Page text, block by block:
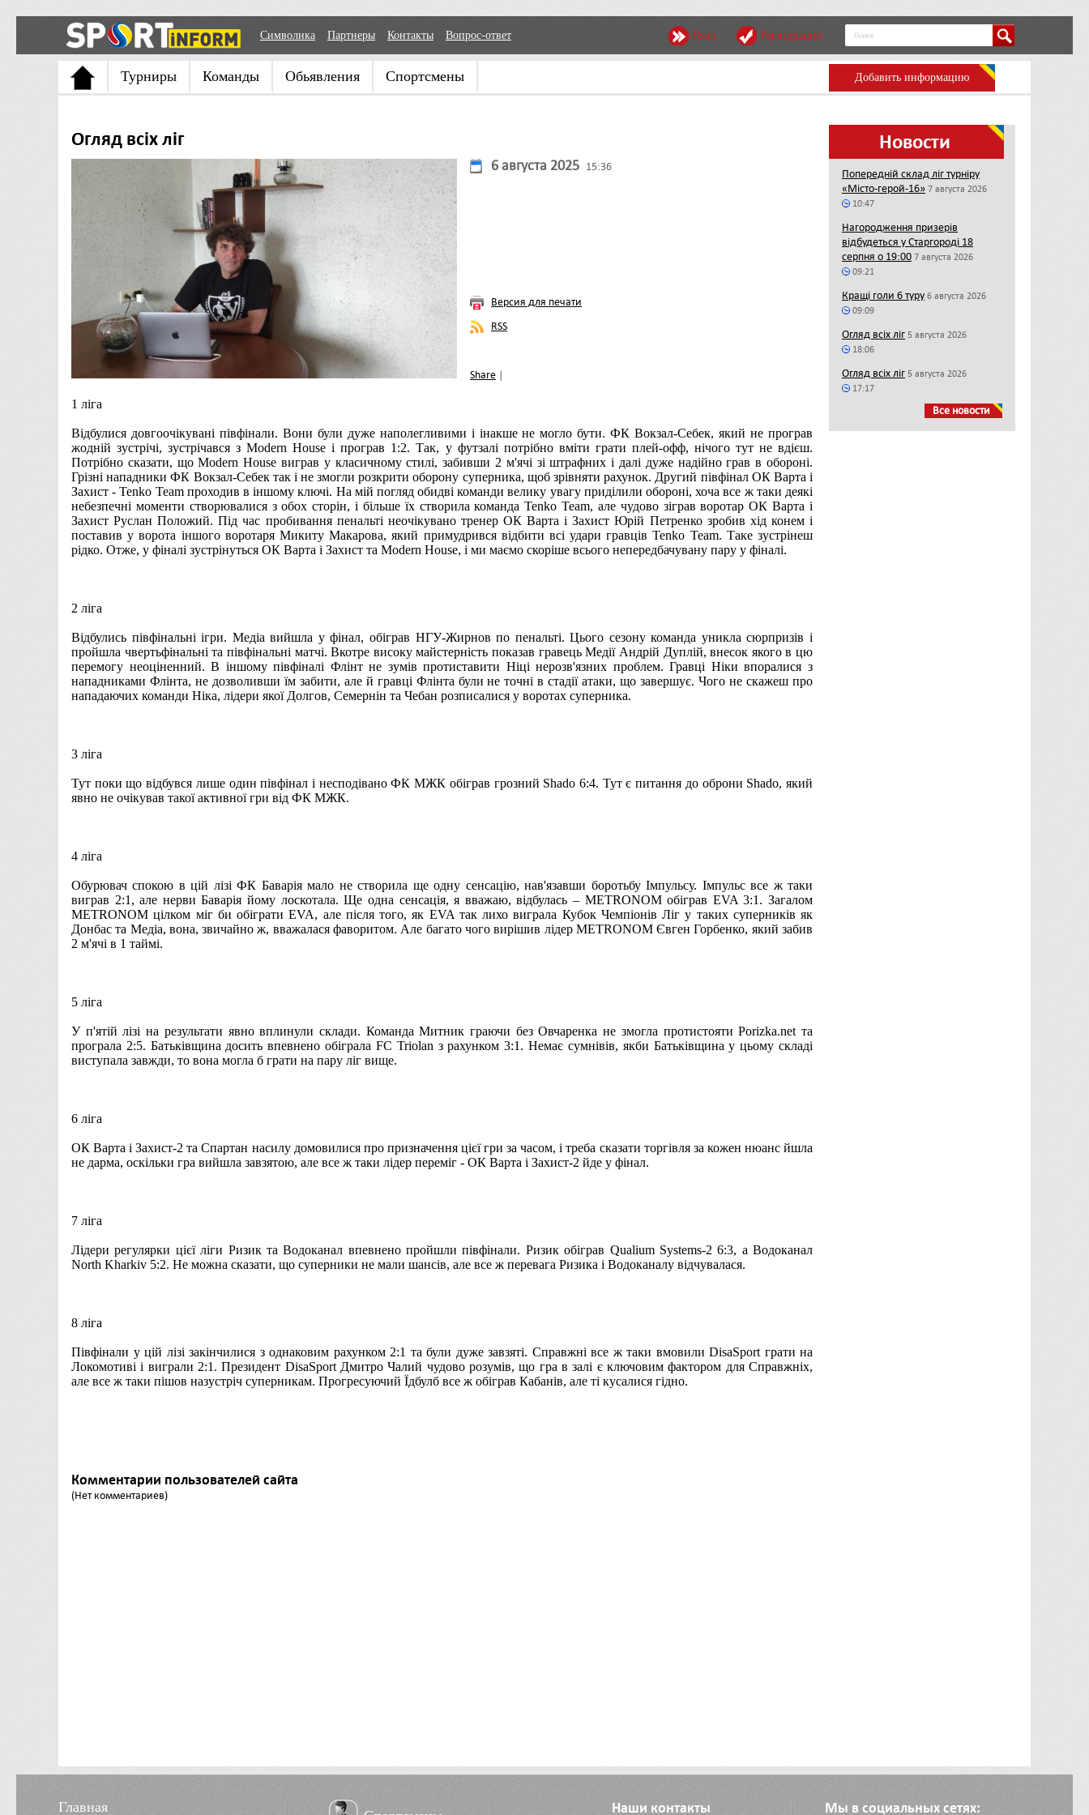
Символика Партнеры Контакты Вопрос-ответ Вход Регистрация
Турниры Команды Обьявления Спортсмены Добавить информацию
Огляд всіх ліг
6 августа 2025 15:36
Версия для печати
RSS
Share |
1 ліга
Відбулися довгоочікувані півфінали. Вони були дуже наполегливими і інакше не могло бути. ФК Вокзал-Себек, який не програв
жодній зустрічі, зустрічався з Modern House і програв 1:2. Так, у футзалі потрібно вміти грати плей-офф, нічого тут не вдієш.
Потрібно сказати, що Modern House виграв у класичному стилі, забивши 2 м'ячі зі штрафних і далі дуже надійно грав в обороні.
Грізні нападники ФК Вокзал-Себек так і не змогли розкрити оборону суперника, щоб зрівняти рахунок. Другий півфінал ОК Варта і
Захист - Tenko Team проходив в іншому ключі. На мій погляд обидві команди велику увагу приділили обороні, хоча все ж таки деякі
небезпечні моменти створювалися з обох сторін, і більше їх створила команда Tenko Team, але чудово зіграв воротар ОК Варта і
Захист Руслан Положий. Під час пробивання пенальті неочікувано тренер ОК Варта і Захист Юрій Петренко зробив хід конем і
поставив у ворота іншого воротаря Микиту Макарова, який примудрився відбити всі удари гравців Tenko Team. Таке зустрінеш
рідко. Отже, у фіналі зустрінуться ОК Варта і Захист та Modern House, і ми маємо скоріше всього непередбачувану пару у фіналі.
2 ліга
Відбулись півфінальні ігри. Медіа вийшла у фінал, обіграв НГУ-Жирнов по пенальті. Цього сезону команда уникла сюрпризів і
пройшла чвертьфінальні та півфінальні матчі. Вкотре високу майстерність показав гравець Медії Андрій Дуплій, внесок якого в цю
перемогу неоціненний. В іншому півфіналі Флінт не зумів протиставити Ніці нерозв'язних проблем. Гравці Ніки впоралися з
нападниками Флінта, не дозволивши їм забити, але й гравці Флінта були не точні в стадії атаки, що завершує. Чого не скажеш про
нападаючих команди Ніка, лідери якої Долгов, Семернін та Чебан розписалися у воротах суперника.
3 ліга
Тут поки що відбувся лише один півфінал і несподівано ФК МЖК обіграв грозний Shado 6:4. Тут є питання до оброни Shado, який
явно не очікував такої активної гри від ФК МЖК.
4 ліга
Обурювач спокою в цій лізі ФК Баварія мало не створила ще одну сенсацію, нав'язавши боротьбу Імпульсу. Імпульс все ж таки
виграв 2:1, але нерви Баварія йому лоскотала. Ще одна сенсація, я вважаю, відбулась – METRONOM обіграв EVA 3:1. Загалом
METRONOM цілком міг би обіграти EVA, але після того, як EVA так лихо виграла Кубок Чемпіонів Ліг у таких суперників як
Донбас та Медіа, вона, звичайно ж, вважалася фаворитом. Але багато чого вирішив лідер METRONOM Євген Горбенко, який забив
2 м'ячі в 1 таймі.
5 ліга
У п'ятій лізі на результати явно вплинули склади. Команда Митник граючи без Овчаренка не змогла протистояти Porizka.net та
програла 2:5. Батьківщина досить впевнено обіграла FC Triolan з рахунком 3:1. Немає сумнівів, якби Батьківщина у цьому складі
виступала завжди, то вона могла б грати на пару ліг вище.
6 ліга
ОК Варта і Захист-2 та Спартан насилу домовилися про призначення цієї гри за часом, і треба сказати торгівля за кожен нюанс йшла
не дарма, оскільки гра вийшла завзятою, але все ж таки лідер переміг - ОК Варта і Захист-2 йде у фінал.
7 ліга
Лідери регулярки цієї ліги Ризик та Водоканал впевнено пройшли півфінали. Ризик обіграв Qualium Systems-2 6:3, а Водоканал
North Kharkiv 5:2. Не можна сказати, що суперники не мали шансів, але все ж перевага Ризика і Водоканалу відчувалася.
8 ліга
Півфінали у цій лізі закінчилися з однаковим рахунком 2:1 та були дуже завзяті. Справжні все ж таки вмовили DisaSport грати на
Локомотиві і виграли 2:1. Президент DisaSport Дмитро Чалий чудово розумів, що гра в залі є ключовим фактором для Справжніх,
але все ж таки пішов назустріч суперникам. Прогресуючий Їдбулб все ж обіграв Кабанів, але ті кусалися гідно.
Комментарии пользователей сайта
(Нет комментариев)
Новости
Попередній склад ліг турніру
«Місто-герой-16» 7 августа 2026
10:47
Нагородження призерів
відбудеться у Старгороді 18
серпня о 19:00 7 августа 2026
09:21
Кращі голи 6 туру 6 августа 2026
09:09
Огляд всіх ліг 5 августа 2026
18:06
Огляд всіх ліг 5 августа 2026
17:17
Все новости
Главная Наши контакты Мы в социальных сетях: